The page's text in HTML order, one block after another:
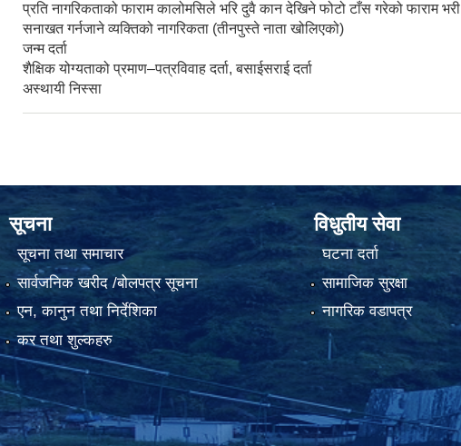
प्रति नागरिकताको फाराम कालोमसिले भरि दुवै कान देखिने फोटो टाँस गरेको फाराम भरी
सनाखत गर्नजाने व्यक्तिको नागरिकता (तीनपुस्ते नाता खोलिएको)
जन्म दर्ता
शैक्षिक योग्यताको प्रमाण–पत्रविवाह दर्ता, बसाईसराई दर्ता
अस्थायी निस्सा
सूचना
सूचना तथा समाचार
सार्वजनिक खरीद /बोलपत्र सूचना
एन, कानुन तथा निर्देशिका
कर तथा शुल्कहरु
विधुतीय सेवा
घटना दर्ता
सामाजिक सुरक्षा
नागरिक वडापत्र